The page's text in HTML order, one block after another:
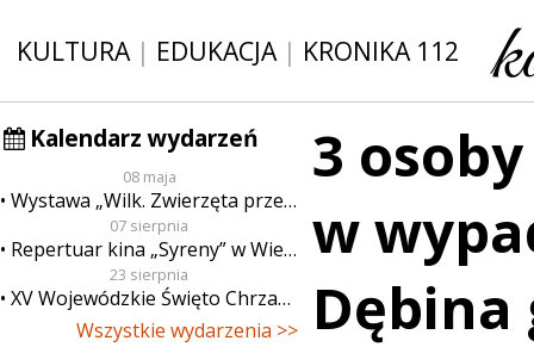
KULTURA| EDUKACJA| KRONIKA 112
Kalendarz wydarzeń
08 maja
Wystawa „Wilk. Zwierzęta przeklęte”
07 sierpnia
Repertuar kina „Syreny” w Wieluniu w dn. od 7 do 13 sierpnia
23 sierpnia
XV Wojewódzkie Święto Chrzanu
Wszystkie wydarzenia >>
3
w
Dębina